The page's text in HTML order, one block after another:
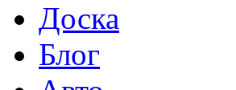
Доска
Блог